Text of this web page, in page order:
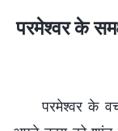
परमेश्वर के
परमेश्वर के